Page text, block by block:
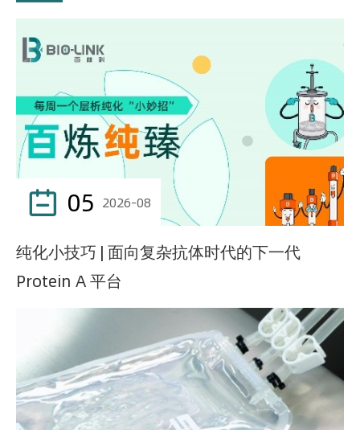
 05 2026-08
纯化小技巧 | 面向复杂抗体时代的下一代
Protein A 平台